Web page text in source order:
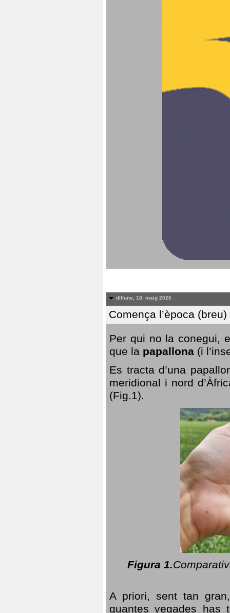
dilluns, 18. maig 2026
Comença l’època
Per qui no la conegui,
que la papallona (i
Es tracta d’una
meridional i nord
(Fig.1).
Figura 1.
A priori, sent tan
quantes vegades has